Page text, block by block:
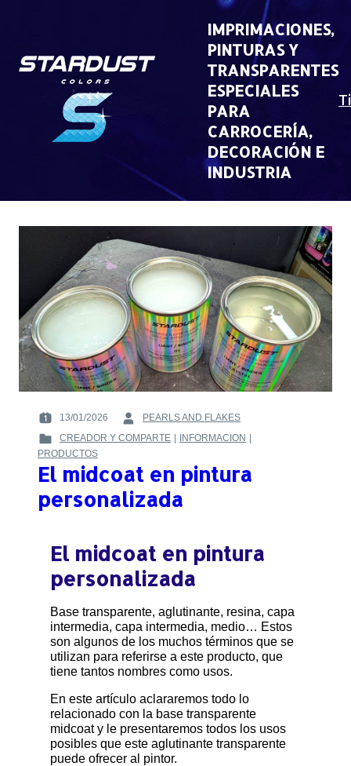
IMPRIMACIONES,
PINTURAS Y
TRANSPARENTES
ESPECIALES
PARA
CARROCERÍA,
DECORACIÓN E
INDUSTRIA
POSTED
ON
13/01/2026
BY
:
PEARLS AND FLAKES
POSTED
IN
CREADOR Y COMPARTE INFORMACION
PRODUCTOS
El midcoat en pintura
personalizada
El midcoat en pintura
personalizada
Base transparente, aglutinante, resina, capa
intermedia, capa intermedia, medio… Estos
son algunos de los muchos términos que se
utilizan para referirse a este producto, que
tiene tantos nombres como usos.
En este artículo aclararemos todo lo
relacionado con la base transparente
midcoat y le presentaremos todos los usos
posibles que este aglutinante transparente
puede ofrecer al pintor.